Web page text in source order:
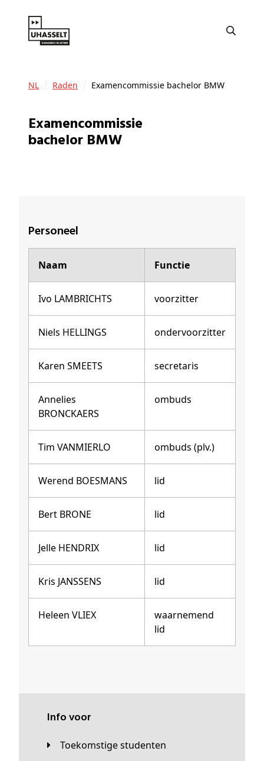
NL Raden Examencommissie bachelor BMW
Examencommissie
bachelor BMW
Personeel
Naam Functie
Ivo LAMBRICHTS voorzitter
Niels HELLINGS ondervoorzitter
Karen SMEETS secretaris
Annelies
BRONCKAERS
ombuds
Tim VANMIERLO ombuds (plv.)
Werend BOESMANS lid
Bert BRONE lid
Jelle HENDRIX lid
Kris JANSSENS lid
Heleen VLIEX
waarnemend
lid
Info voor
Toekomstige studenten